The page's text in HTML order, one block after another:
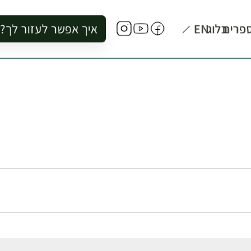
בלוגEN איך אפשר לעזור לך?
להזמין סיור לקבוצה